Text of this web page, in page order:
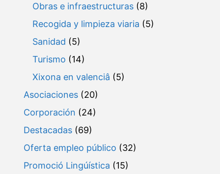
Obras e infraestructuras (8)
Recogida y limpieza viaria (5)
Sanidad (5)
Turismo (14)
Xixona en valenciâ (5)
Asociaciones (20)
Corporación (24)
Destacadas (69)
Oferta empleo público (32)
Promoció Lingúística (15)